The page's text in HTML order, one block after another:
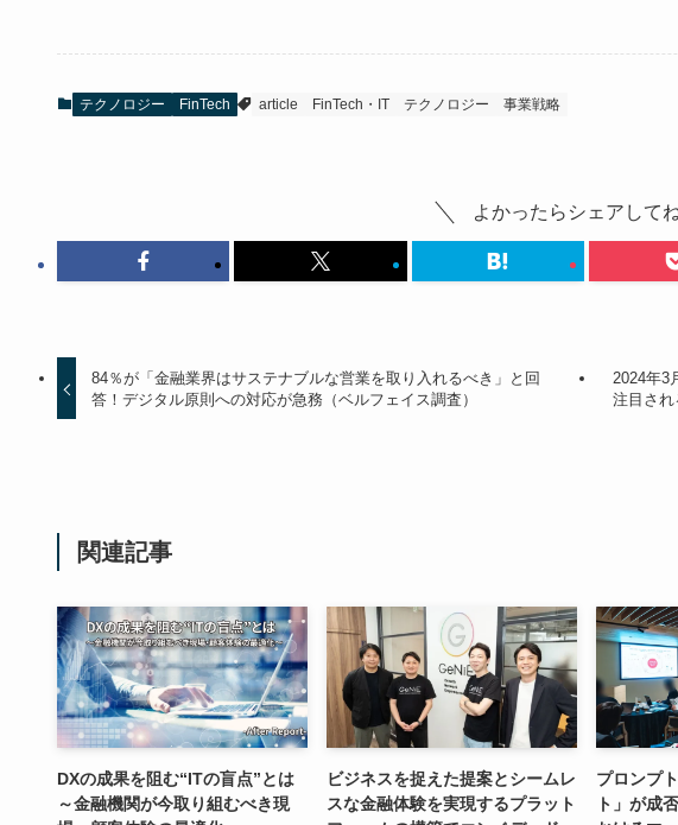
テクノロジー FinTech article FinTech・IT テクノロジー 事業戦略
よかったらシェアしてね
84％が「金融業界はサステナブルな営業を取り入れるべき」と回
答！デジタル原則への対応が急務（ベルフェイス調査）
2024年3
注目さ
関連記事
DXの成果を阻む“ITの盲点”とは
～金融機関が今取り組むべき現
ビジネスを捉えた提案とシームレ
スな金融体験を実現するプラット
プロンプ
ト」が成